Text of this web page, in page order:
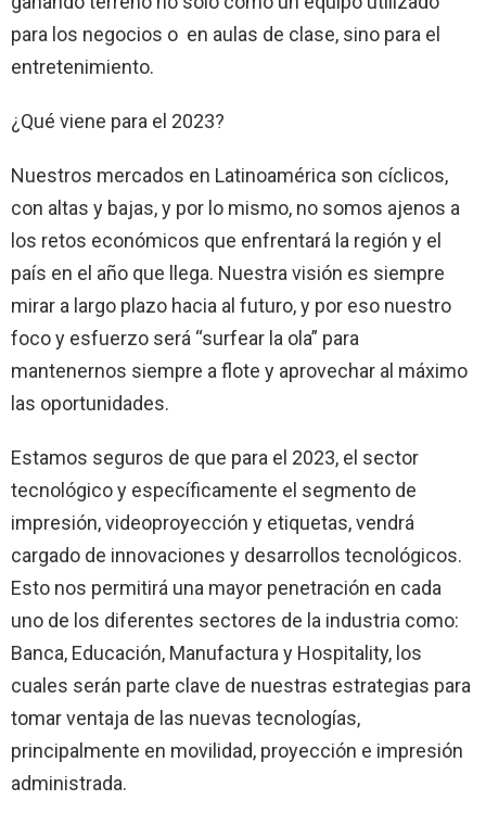
para los negocios o en aulas de clase, sino para el
entretenimiento.
¿Qué viene para el 2023?
Nuestros mercados en Latinoamérica son cíclicos,
con altas y bajas, y por lo mismo, no somos ajenos a
los retos económicos que enfrentará la región y el
país en el año que llega. Nuestra visión es siempre
mirar a largo plazo hacia al futuro, y por eso nuestro
foco y esfuerzo será “surfear la ola” para
mantenernos siempre a flote y aprovechar al máximo
las oportunidades.
Estamos seguros de que para el 2023, el sector
tecnológico y específicamente el segmento de
impresión, videoproyección y etiquetas, vendrá
cargado de innovaciones y desarrollos tecnológicos.
Esto nos permitirá una mayor penetración en cada
uno de los diferentes sectores de la industria como:
Banca, Educación, Manufactura y Hospitality, los
cuales serán parte clave de nuestras estrategias para
tomar ventaja de las nuevas tecnologías,
principalmente en movilidad, proyección e impresión
administrada.